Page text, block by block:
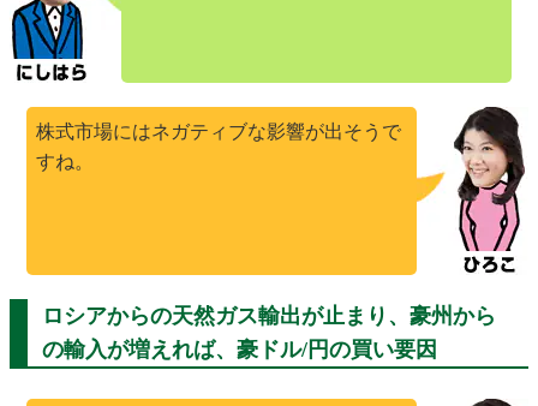
株式市場にはネガティブな影響が出そうで
すね。
ロシアからの天然ガス輸出が止まり、豪州から
の輸入が増えれば、豪ドル/円の買い要因